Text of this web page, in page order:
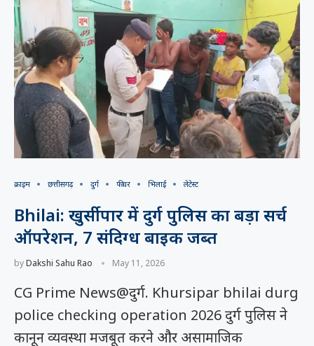
क्राइम छत्तीसगढ़ दुर्ग फीचर भिलाई लेटेस्ट
Bhilai: खुर्सीपार में दुर्ग पुलिस का बड़ा सर्च
ऑपरेशन, 7 संदिग्ध बाइक जब्त
byDakshi Sahu Rao May 11, 2026
CG Prime News@दुर्ग. Khursipar bhilai durg
police checking operation 2026 दुर्ग पुलिस ने
कानून व्यवस्था मजबूत करने और असामाजिक